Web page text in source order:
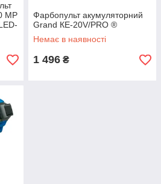
MP
Фарбопульт акумуляторний
Grand КЕ-20V/PRO ®
Немає в наявності
1 496 ₴